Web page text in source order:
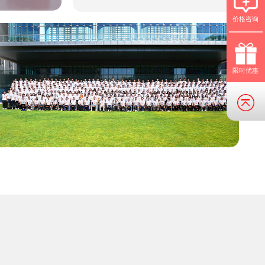
价格咨询
限时优惠